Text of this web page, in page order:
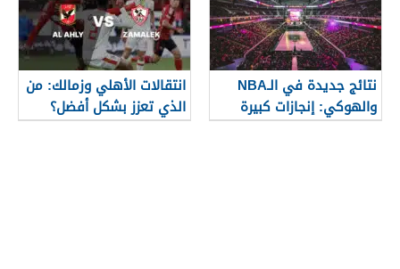
نتائج جديدة في الـNBA
والهوكي: إنجازات كبيرة
وتغييرات في القوائم
انتقالات الأهلي وزمالك: من
الذي تعزز بشكل أفضل؟